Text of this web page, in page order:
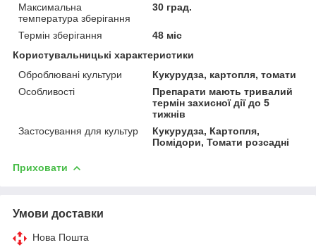
Максимальна
температура зберігання
30 град.
Термін зберігання
48 міс
Користувальницькі характеристики
Оброблювані культури
Кукурудза, картопля, томати
Особливості
Препарати мають тривалий
термін захисної дії до 5
тижнів
Застосування для культур
Кукурудза, Картопля,
Помідори, Томати розсадні
Приховати
Умови доставки
Нова Пошта